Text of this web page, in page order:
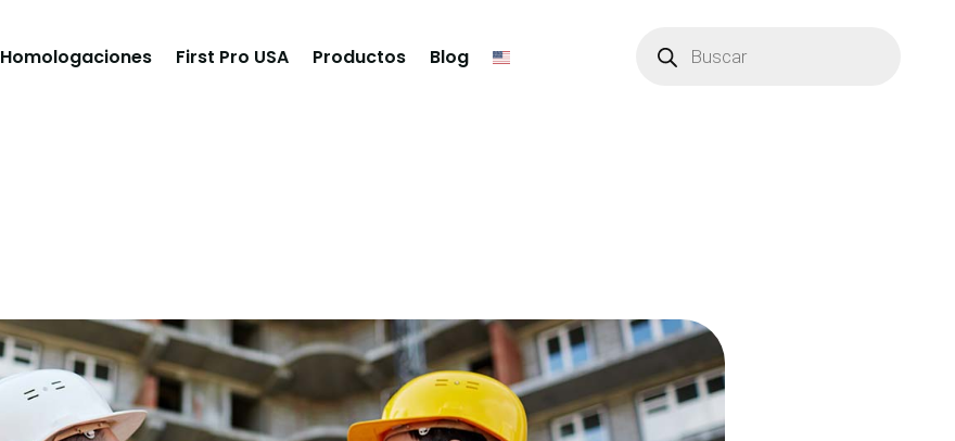
Homologaciones First Pro USA Productos Blog de
productos